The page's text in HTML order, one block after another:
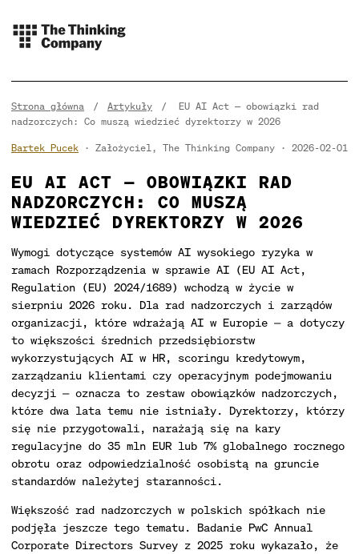
Strona główna / Artykuły /
EU AI Act — obowiązki rad
nadzorczych: Co muszą wiedzieć dyrektorzy w 2026
Bartek Pucek · Założyciel, The Thinking Company 2026-02-01
EU AI ACT — OBOWIĄZKI RAD
NADZORCZYCH: CO MUSZĄ
WIEDZIEĆ DYREKTORZY W 2026
Wymogi dotyczące systemów AI wysokiego ryzyka w
ramach Rozporządzenia w sprawie AI (EU AI Act,
Regulation (EU) 2024/1689) wchodzą w życie w
sierpniu 2026 roku. Dla rad nadzorczych i zarządów
organizacji, które wdrażają AI w Europie — a dotyczy
to większości średnich przedsiębiorstw
wykorzystujących AI w HR, scoringu kredytowym,
zarządzaniu klientami czy operacyjnym podejmowaniu
decyzji — oznacza to zestaw obowiązków nadzorczych,
które dwa lata temu nie istniały. Dyrektorzy, którzy
się nie przygotowali, narażają się na kary
regulacyjne do 35 mln EUR lub 7% globalnego rocznego
obrotu oraz odpowiedzialność osobistą na gruncie
standardów należytej staranności.
Większość rad nadzorczych w polskich spółkach nie
podjęła jeszcze tego tematu. Badanie PwC Annual
Corporate Directors Survey z 2025 roku wykazało, że